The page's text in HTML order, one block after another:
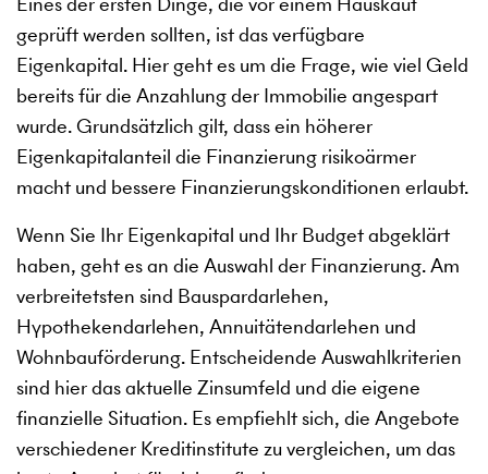
geprüft werden sollten, ist das verfügbare
Eigenkapital. Hier geht es um die Frage, wie viel Geld
bereits für die Anzahlung der Immobilie angespart
wurde. Grundsätzlich gilt, dass ein höherer
Eigenkapitalanteil die Finanzierung risikoärmer
macht und bessere Finanzierungskonditionen erlaubt.
Wenn Sie Ihr Eigenkapital und Ihr Budget abgeklärt
haben, geht es an die Auswahl der Finanzierung. Am
verbreitetsten sind Bauspardarlehen,
Hypothekendarlehen, Annuitätendarlehen und
Wohnbauförderung. Entscheidende Auswahlkriterien
sind hier das aktuelle Zinsumfeld und die eigene
finanzielle Situation. Es empfiehlt sich, die Angebote
verschiedener Kreditinstitute zu vergleichen, um das